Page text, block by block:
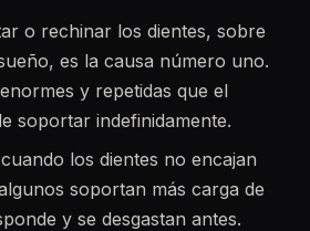
o rechinar los dientes, sobre
es la causa número uno.
y repetidas que el
soportar indefinidamente.
cuando los dientes no encajan
soportan más carga de
y se desgastan antes.